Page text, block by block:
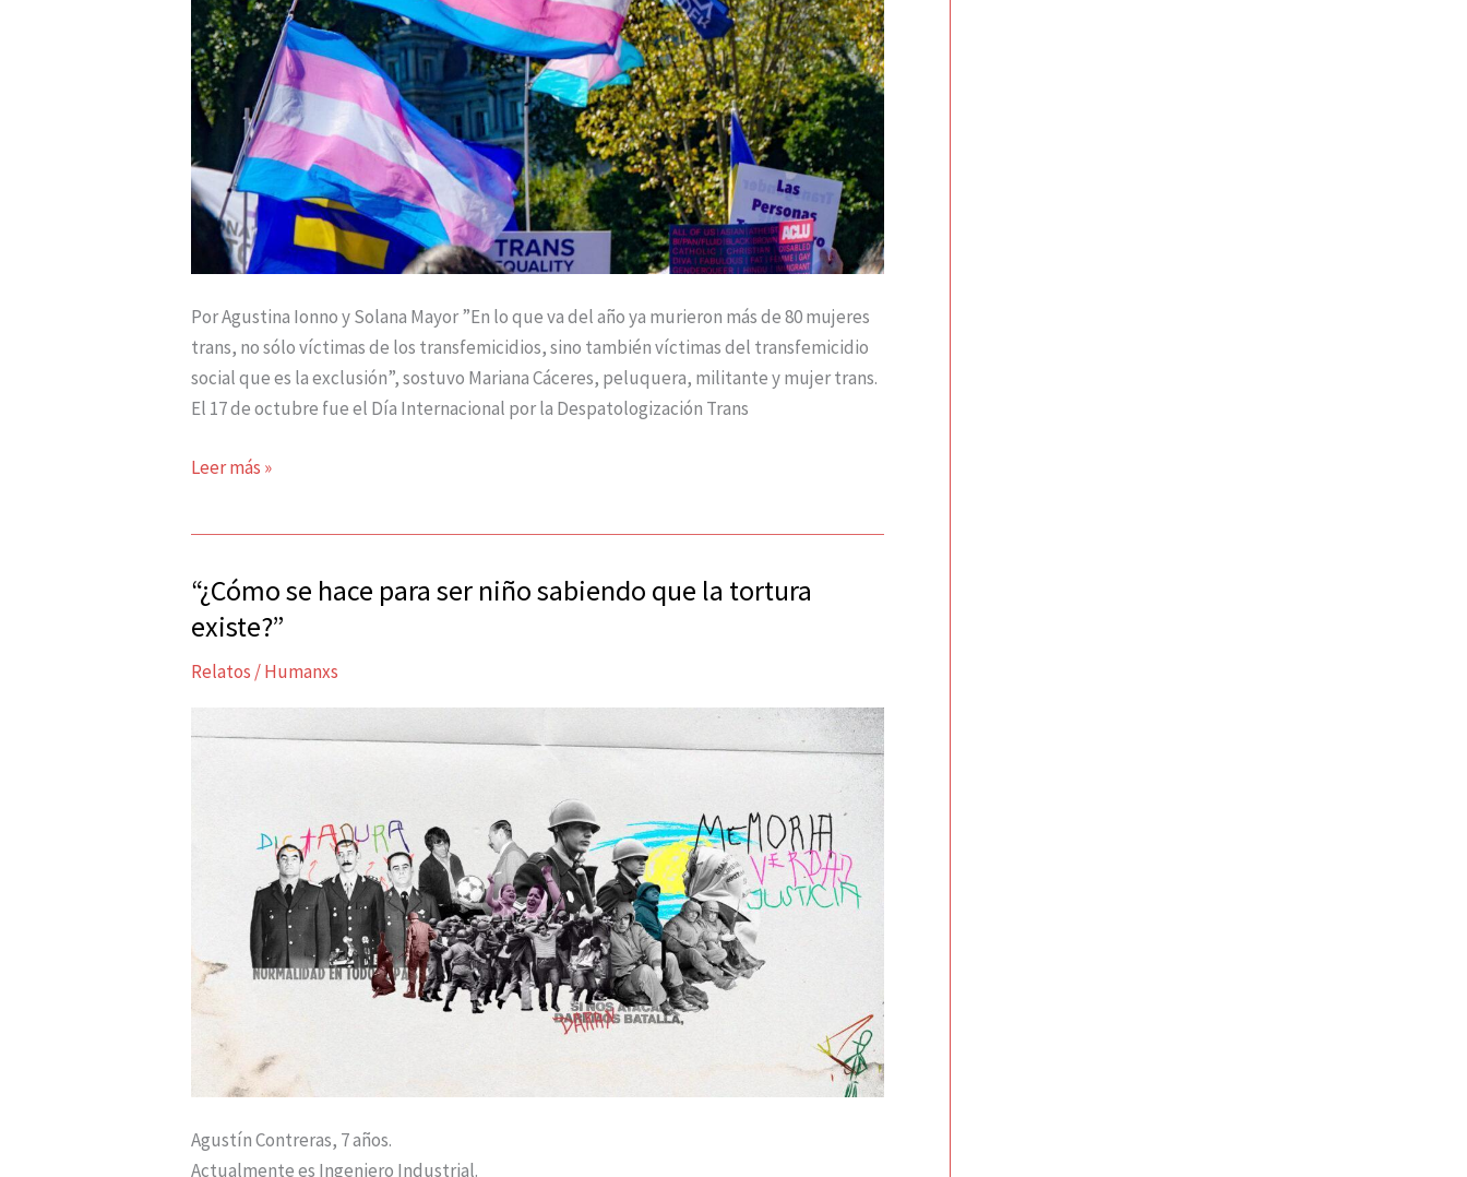
Por Agustina Ionno y Solana Mayor ”En lo que va del año ya murieron más de 80 mujeres
trans, no sólo víctimas de los transfemicidios, sino también víctimas del transfemicidio
social que es la exclusión”, sostuvo Mariana Cáceres, peluquera, militante y mujer trans.
El 17 de octubre fue el Día Internacional por la Despatologización Trans
Leer más »
“¿Cómo se hace para ser niño sabiendo que la tortura
existe?”
Relatos /Humanxs
Agustín Contreras, 7 años.
Actualmente es Ingeniero Industrial.
“¿Cómo
se
para
niño
existe?”